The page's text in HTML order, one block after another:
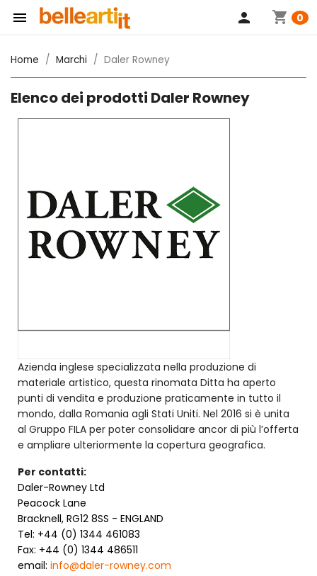
 shopping_cart 0
person
Home Marchi Daler Rowney
Elenco dei prodotti Daler Rowney
Azienda inglese specializzata nella produzione di
materiale artistico, questa rinomata Ditta ha aperto
punti di vendita e produzione praticamente in tutto il
mondo, dalla Romania agli Stati Uniti. Nel 2016 si è unita
al Gruppo FILA per poter consolidare ancor di più l’offerta
e ampliare ulteriormente la copertura geografica.
Per contatti:
Daler-Rowney Ltd
Peacock Lane
Bracknell, RG12 8SS - ENGLAND
Tel: +44 (0) 1344 461083
Fax: +44 (0) 1344 486511
email: info@daler-rowney.com